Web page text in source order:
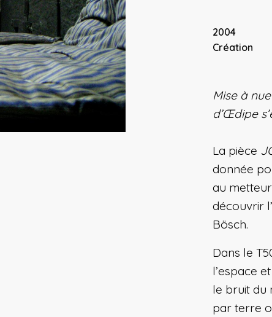
2004
Création
Mise à
d’Œdipe
La pièce
donnée
au
découvrir
Bösch.
Dans le
l’espace
le bruit du
par terre